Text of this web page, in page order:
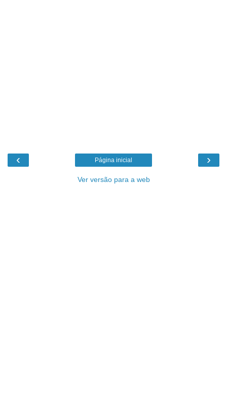
‹ ›
Página inicial
Ver versão para a web